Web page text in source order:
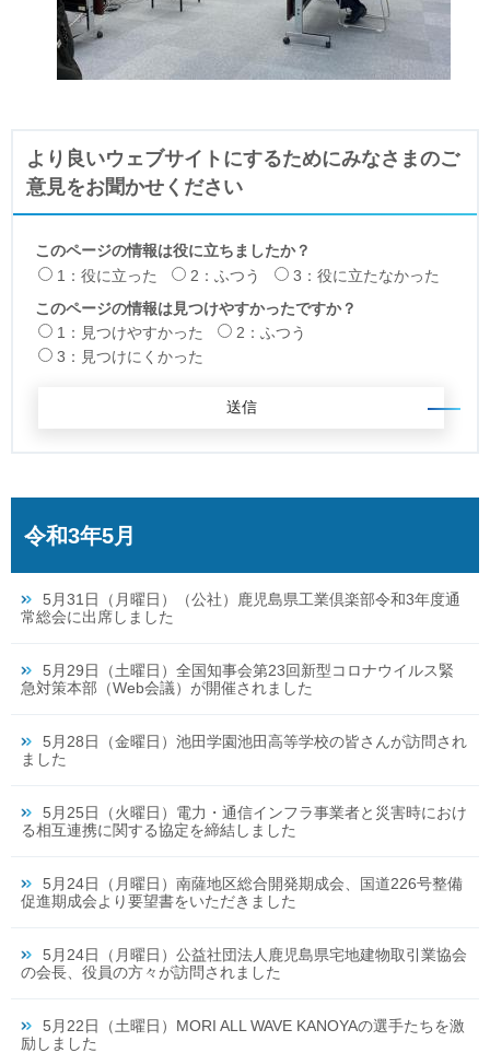
より良いウェブサイトにするためにみなさまのご
意見をお聞かせください
このページの情報は役に立ちましたか？
1：役に立った
2：ふつう
3：役に立たなかった
このページの情報は見つけやすかったですか？
1：見つけやすかった
2：ふつう
3：見つけにくかった
令和3年5月
5月31日（月曜日）（公社）鹿児島県工業倶楽部令和3年度通
常総会に出席しました
5月29日（土曜日）全国知事会第23回新型コロナウイルス緊
急対策本部（Web会議）が開催されました
5月28日（金曜日）池田学園池田高等学校の皆さんが訪問され
ました
5月25日（火曜日）電力・通信インフラ事業者と災害時におけ
る相互連携に関する協定を締結しました
5月24日（月曜日）南薩地区総合開発期成会、国道226号整備
促進期成会より要望書をいただきました
5月24日（月曜日）公益社団法人鹿児島県宅地建物取引業協会
の会長、役員の方々が訪問されました
5月22日（土曜日）MORI ALL WAVE KANOYAの選手たちを激
励しました